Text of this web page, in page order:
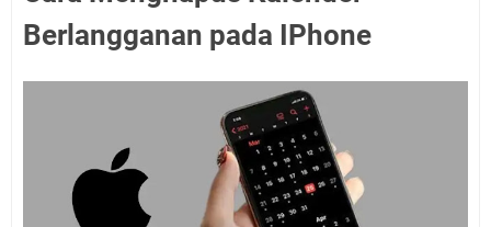
Berlangganan pada IPhone